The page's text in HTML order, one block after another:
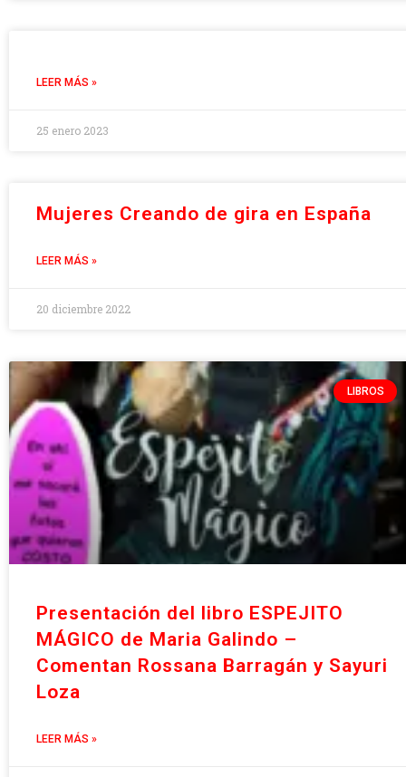
LEER MÁS »
25 enero 2023
Mujeres Creando de gira en España
LEER MÁS »
20 diciembre 2022
LIBROS
Presentación del libro ESPEJITO
MÁGICO de Maria Galindo –
Comentan Rossana Barragán y Sayuri
Loza
LEER MÁS »